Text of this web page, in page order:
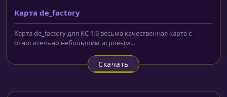
Карта de_factory
Карта de_factory для КС 1.6 весьма качественная карта с
относительно небольшим игровым...
Скачать